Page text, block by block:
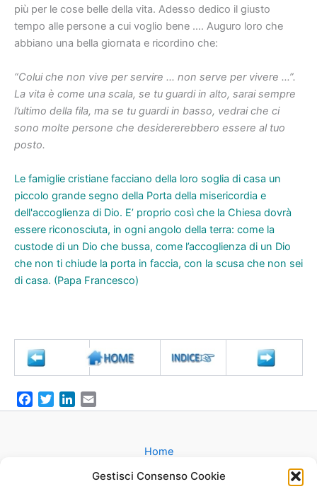
Gestisci Consenso Cookie
più per le cose belle della vita. Adesso dedico il giusto
tempo alle persone a cui voglio bene …. Auguro loro che
abbiano una bella giornata e ricordino che:
“Colui che non vive per servire … non serve per vivere …”.
La vita è come una scala, se tu guardi in alto, sarai sempre
l’ultimo della fila, ma se tu guardi in basso, vedrai che ci
sono molte persone che desidererebbero essere al tuo
posto.
Le famiglie cristiane facciano della loro soglia di casa un
piccolo grande segno della Porta della misericordia e
dell'accoglienza di Dio. E’ proprio così che la Chiesa dovrà
essere riconosciuta, in ogni angolo della terra: come la
custode di un Dio che bussa, come l’accoglienza di un Dio
che non ti chiude la porta in faccia, con la scusa che non sei
di casa. (Papa Francesco)
a
w
i
m
Home